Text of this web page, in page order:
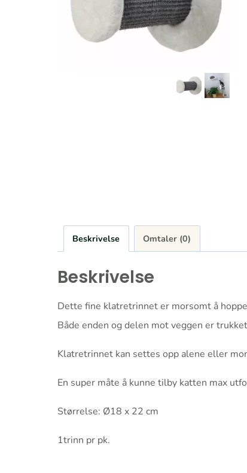
Beskrivelse Omtaler (0)
Beskrivelse
Dette fine klatretrinnet er morsomt å
Både enden og delen mot veggen er
Klatretrinnet kan settes opp alene eller
En super måte å kunne tilby katten max
Størrelse: Ø18 x 22 cm
1trinn pr pk.